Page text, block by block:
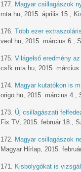
177. Magyar csillagászok
mta.hu, 2015. április 15.,
176. Több ezer
veol.hu, 2015. március 6.,
175. Világelső eredmény
csfk.mta.hu, 2015. március
174. Magyar kutatókon is
origo.hu, 2015. március 4.,
173. Új csillagászati
Fix TV, 2015. február 18.,
172. Magyar csillagászok
Magyar Hírlap, 2015.
171. Kisbolygókat is